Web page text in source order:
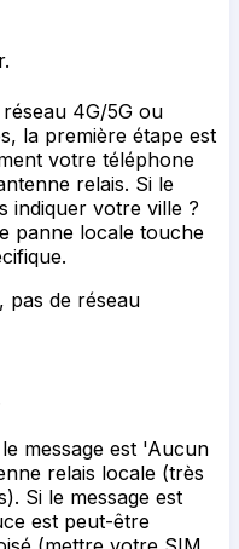
4G/5G ou
la première étape est
votre téléphone
relais. Si le
indiquer votre ville ?
panne locale touche
pas de réseau
message est 'Aucun
relais locale (très
Si le message est
est peut-être